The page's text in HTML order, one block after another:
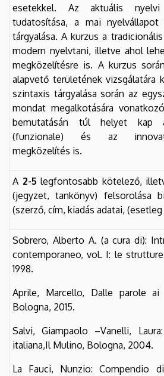
esetekkel. Az aktuális nyelvi
tudatosítása, a mai nyelvállapot
tárgyalása. A kurzus a
modern nyelvtani, illetve ahol
megközelítésre is. A kurzus
alapvető területének vizsgálatára
szintaxis tárgyalása során az
mondat megalkotására
bemutatásán túl helyet kap a
(funzionale) és az
megközelítés is.
A 2-5 legfontosabb kötelező,
(jegyzet, tankönyv) felsorolása
(szerző, cím, kiadás adatai,
Sobrero, Alberto A. (a cura di):
contemporaneo, vol. I: le
1998.
Aprile, Marcello, Dalle parole
Bologna, 2015.
Salvi, Giampaolo –Vanelli,
italiana,Il Mulino, Bologna, 2004.
La Fauci, Nunzio: Compendio